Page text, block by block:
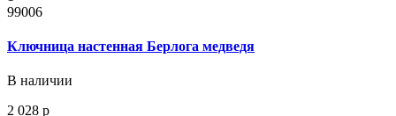
99006
Ключница настенная Берлога медведя
В наличии
2 028 р